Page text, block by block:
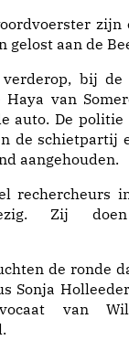
gelost aan de
bij de
van
auto. De politie
de schietpartij
aangehouden.
rechercheurs
Zij
de ronde
Sonja
van